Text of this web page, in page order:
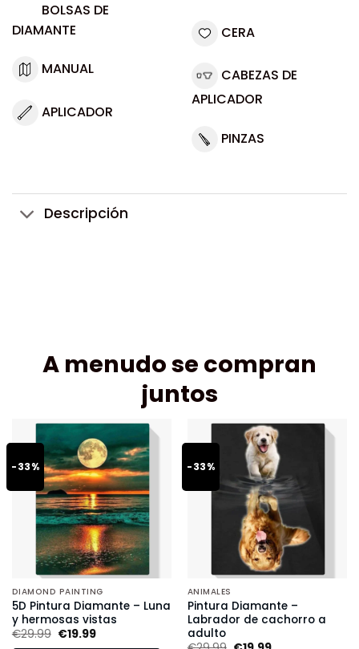
BOLSAS DE
DIAMANTE
MANUAL
APLICADOR
CERA
CABEZAS DE
APLICADOR
PINZAS
Descripción
A menudo se compran
juntos
-33%
DIAMOND PAINTING
5D Pintura Diamante – Luna
y hermosas vistas
€29.99 €19.99
-33%
ANIMALES
Pintura Diamante –
Labrador de cachorro a
adulto